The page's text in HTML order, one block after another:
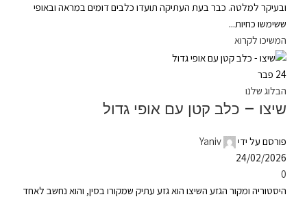
ובעיקר למלטה. כבר בעת העתיקה תועדו כלבים דומים במראה ובאופי
ששימשו כחיות...
המשיכו לקרוא
24 פבר
הבלוג שלנו
שיצו – כלב קטן עם אופי גדול
פורסם על ידי
Yaniv
24/02/2026
0
היסטוריה ומקור הגזע השיצו הוא גזע עתיק שמקורו בסין, והוא נחשב לאחד